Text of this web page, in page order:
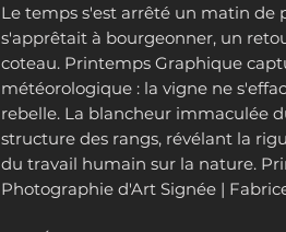
Le temps s'est arrêté un matin de
s'apprêtait à bourgeonner, un
coteau. Printemps Graphique
météorologique : la vigne ne
rebelle. La blancheur immaculée
structure des rangs, révélant la
du travail humain sur la nature.
Photographie d'Art Signée |